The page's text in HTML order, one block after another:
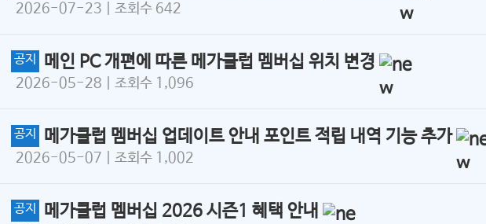
2026-07-23 | 조회수 642
공지 메인 PC 개편에 따른 메가클럽 멤버십 위치 변경
2026-05-28 | 조회수 1,096
공지 메가클럽 멤버십 업데이트 안내 포인트 적립 내역 기능 추가
2026-05-07 | 조회수 1,002
공지 메가클럽 멤버십 2026 시즌1 혜택 안내